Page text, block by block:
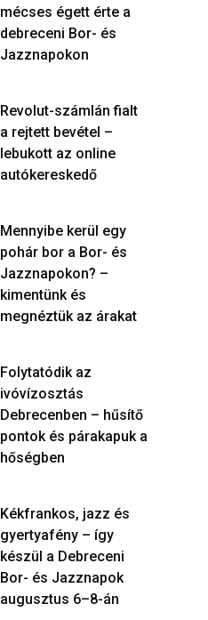
mécses égett érte a
debreceni Bor- és
Jazznapokon
Revolut-számlán fialt
a rejtett bevétel –
lebukott az online
autókereskedő
Mennyibe kerül egy
pohár bor a Bor- és
Jazznapokon? –
kimentünk és
megnéztük az árakat
Folytatódik az
ivóvízosztás
Debrecenben – hűsítő
pontok és párakapuk a
hőségben
Kékfrankos, jazz és
gyertyafény – így
készül a Debreceni
Bor- és Jazznapok
augusztus 6–8-án